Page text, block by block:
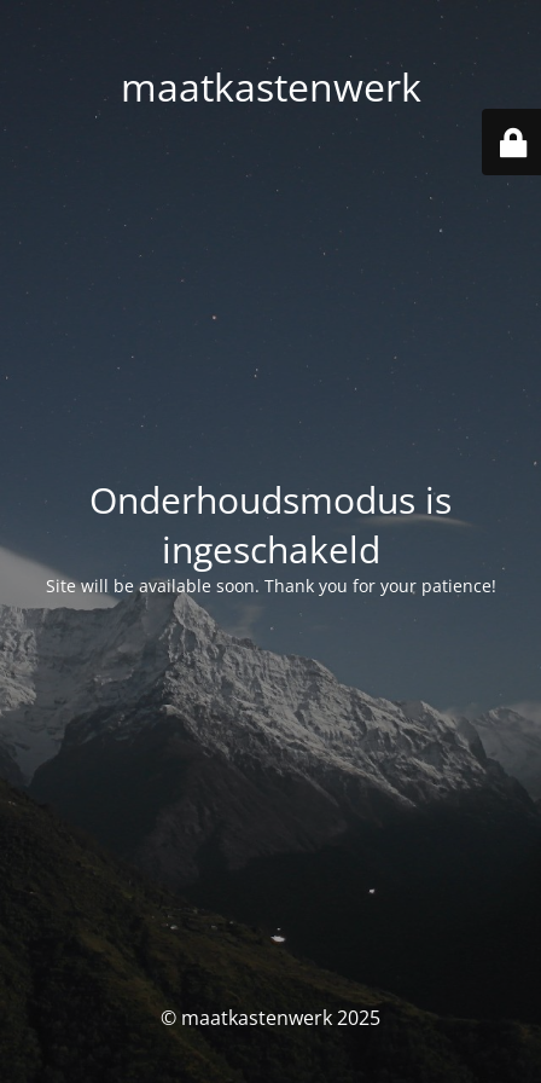
maatkastenwerk
Onderhoudsmodus is
ingeschakeld
Site will be available soon. Thank you for your patience!
© maatkastenwerk 2025